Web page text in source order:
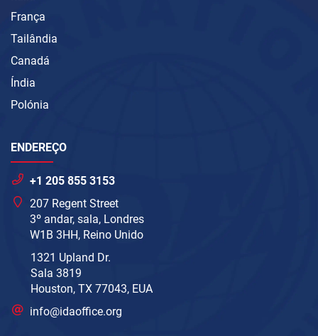
França
Tailândia
Canadá
Índia
Polónia
ENDEREÇO
+1 205 855 3153
207 Regent Street
3º andar, sala, Londres
W1B 3HH, Reino Unido
1321 Upland Dr.
Sala 3819
Houston, TX 77043, EUA
info@idaoffice.org